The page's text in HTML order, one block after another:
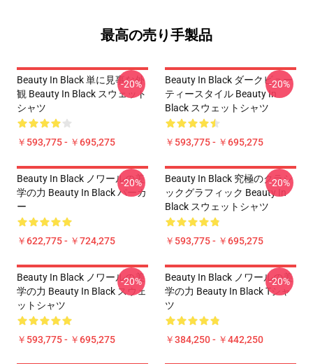
最高の売り手製品
Beauty In Black 単に見事な外
観 Beauty In Black スウェット
シャツ
￥593,775 - ￥695,275
-20%
Beauty In Black ダークビュー
ティースタイル Beauty In
Black スウェットシャツ
￥593,775 - ￥695,275
-20%
Beauty In Black ノワールの美
学の力 Beauty In Black パーカ
ー
￥622,775 - ￥724,275
-20%
Beauty In Black 究極のクラシ
ックグラフィック Beauty In
Black スウェットシャツ
￥593,775 - ￥695,275
-20%
Beauty In Black ノワールの美
学の力 Beauty In Black スウェ
ットシャツ
￥593,775 - ￥695,275
-20%
Beauty In Black ノワールの美
学の力 Beauty In Black Tシャ
ツ
￥384,250 - ￥442,250
-20%